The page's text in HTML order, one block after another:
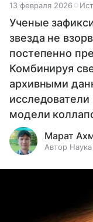
13 февраля 2026
Ученые
звезда не
постепенно
Комбинируя
архивными
модели
Марат
Автор